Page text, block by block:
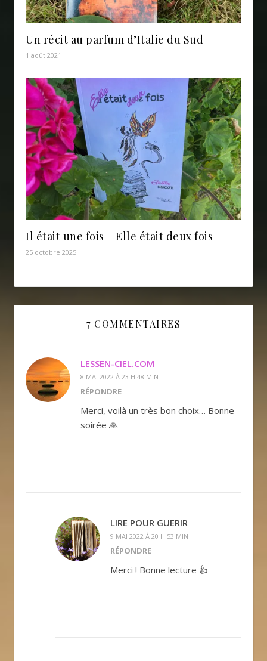
Un récit au parfum d’Italie du Sud
1 août 2021
Il était une fois – Elle était deux fois
25 octobre 2025
7 COMMENTAIRES
LESSEN-CIEL.COM
8 MAI 2022 À 23 H 48 MIN
RÉPONDRE
Merci, voilà un très bon choix… Bonne
soirée 🙏
LIRE POUR GUERIR
9 MAI 2022 À 20 H 53 MIN
RÉPONDRE
Merci ! Bonne lecture 👍